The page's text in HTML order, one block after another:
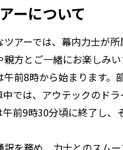
ーについて
ツアーでは、幕内力士が
親方とご一緒にお楽しみ
午前8時から始まります。
中では、アウテックのド
午前9時30分頃に終了し